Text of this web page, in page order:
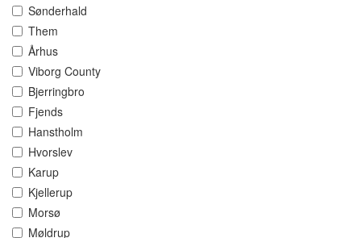
Sønderhald
Them
Århus
Viborg County
Bjerringbro
Fjends
Hanstholm
Hvorslev
Karup
Kjellerup
Morsø
Møldrup